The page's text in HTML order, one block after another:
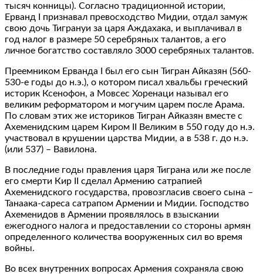
тысяч конницы). Согласно традиционной истории,
Ерванд I признавал превосходство Мидии, отдал замуж
свою дочь Тигрануи за царя Аждахака, и выплачивал в
год налог в размере 50 серебряных талантов, а его
личное богатство составляло 3000 серебряных талантов.
Преемником Ерванда I был его сын Тигран Айказян (560-
530-е годы до н.э.), о котором писал хвальбы греческий
историк Ксенофон, а Мовсес Хоренаци называл его
великим реформатором и могучим царем после Арама.
По словам этих же историков Тигран Айказян вместе с
Ахеменидским царем Киром II Великим в 550 году до н.э.
участвовал в крушении царства Мидии, а в 538 г. до н.э.
(или 537) – Вавилона.
В последние годы правления царя Тиграна или же после
его смерти Кир II сделал Армению сатрапией
Ахеменидского государства, провозгласив своего сына –
Танаака-сареса сатрапом Армении и Мидии. Господство
Ахеменидов в Армении проявлялось в взыскании
ежегодного налога и предоставлении со стороны армян
определенного количества вооруженных сил во время
войны.
Во всех внутренних вопросах Армения сохраняла свою